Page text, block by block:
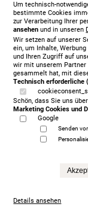
Um technisch-
bestimmte Cookies
zur Verarbeitung Ihrer
ansehen und in unseren
Wir setzen auf unserer
ein, um Inhalte,
und Ihren Zugriff auf
wir mit unserem Partner
gesammelt hat, mit
Technisch erforderliche
Schön, dass Sie uns
Marketing Cookies und
Google
Senden
Details ansehen